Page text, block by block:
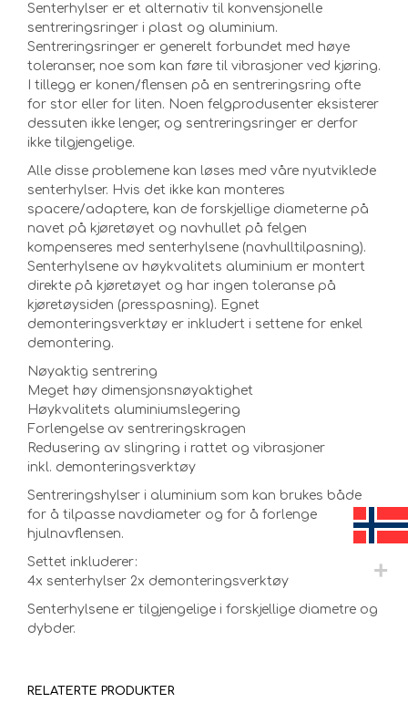
Senterhylser er et alternativ til konvensjonelle
sentreringsringer i plast og aluminium.
Sentreringsringer er generelt forbundet med høye
toleranser, noe som kan føre til vibrasjoner ved kjøring.
I tillegg er konen/flensen på en sentreringsring ofte
for stor eller for liten. Noen felgprodusenter eksisterer
dessuten ikke lenger, og sentreringsringer er derfor
ikke tilgjengelige.
Alle disse problemene kan løses med våre nyutviklede
senterhylser. Hvis det ikke kan monteres
spacere/adaptere, kan de forskjellige diameterne på
navet på kjøretøyet og navhullet på felgen
kompenseres med senterhylsene (navhulltilpasning).
Senterhylsene av høykvalitets aluminium er montert
direkte på kjøretøyet og har ingen toleranse på
kjøretøysiden (presspasning). Egnet
demonteringsverktøy er inkludert i settene for enkel
demontering.
Nøyaktig sentrering
Meget høy dimensjonsnøyaktighet
Høykvalitets aluminiumslegering
Forlengelse av sentreringskragen
Redusering av slingring i rattet og vibrasjoner
inkl. demonteringsverktøy
Sentreringshylser i aluminium som kan brukes både
for å tilpasse navdiameter og for å forlenge
hjulnavflensen.
Settet inkluderer:
4x senterhylser 2x demonteringsverktøy
Senterhylsene er tilgjengelige i forskjellige diametre og
dybder.
RELATERTE PRODUKTER